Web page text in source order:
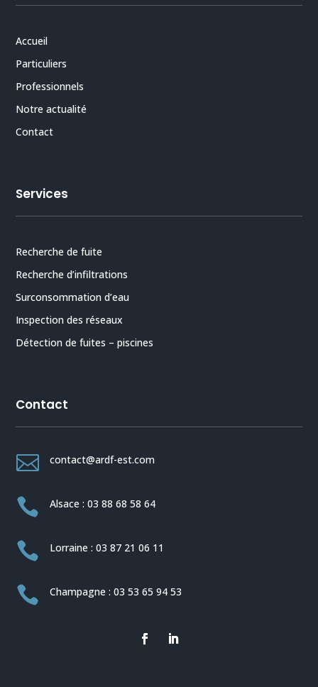
Accueil
Particuliers
Professionnels
Notre actualité
Contact
Services
Recherche de fuite
Recherche d’infiltrations
Surconsommation d’eau
Inspection des réseaux
Détection de fuites – piscines
Contact
 contact@ardf-est.com
 Alsace : 03 88 68 58 64
 Lorraine : 03 87 21 06 11
 Champagne : 03 53 65 94 53